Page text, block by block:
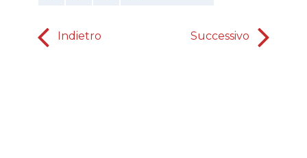
Indietro Successivo Farai la